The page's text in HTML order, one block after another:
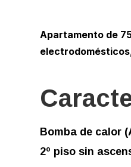
Apartamento de
Bomba de calor
2º piso sin